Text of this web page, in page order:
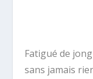
Fatigué de
sans jamais